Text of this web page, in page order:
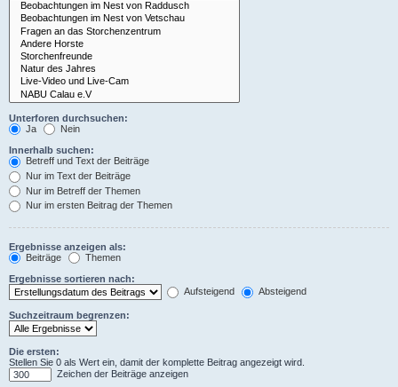
Unterforen durchsuchen:
Ja
Nein
Innerhalb suchen:
Betreff und Text der Beiträge
Nur im Text der Beiträge
Nur im Betreff der Themen
Nur im ersten Beitrag der Themen
Ergebnisse anzeigen als:
Beiträge
Themen
Ergebnisse sortieren nach:
Aufsteigend
Absteigend
Suchzeitraum begrenzen:
Die ersten:
Stellen Sie 0 als Wert ein, damit der komplette Beitrag angezeigt wird.
Zeichen der Beiträge anzeigen